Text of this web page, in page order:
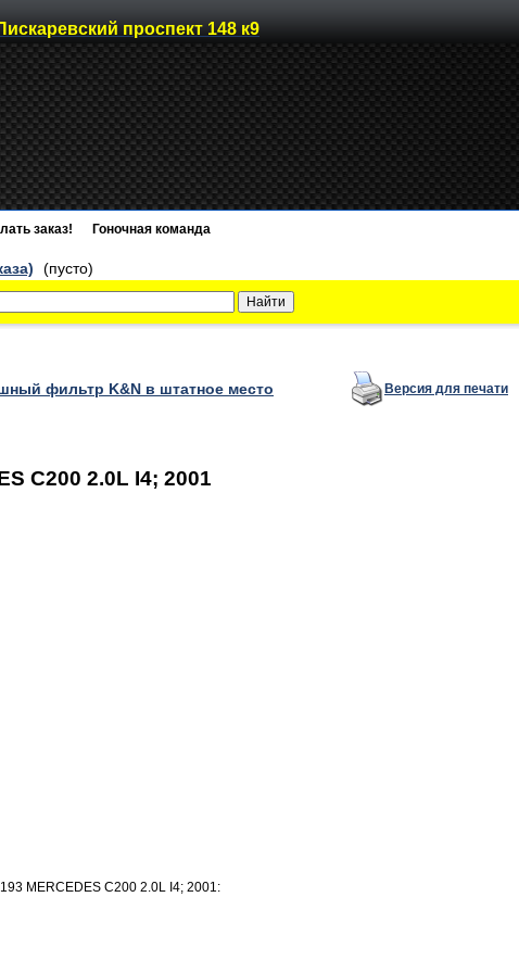
проспект 148 к9
заказ! Гоночная команда
(пусто)
фильтр K&N в штатное место Версия для печати
C200 2.0L I4; 2001
MERCEDES C200 2.0L I4; 2001: